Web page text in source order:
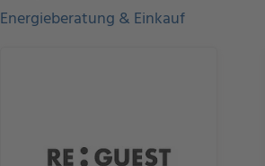
Energieberatung & Einkauf